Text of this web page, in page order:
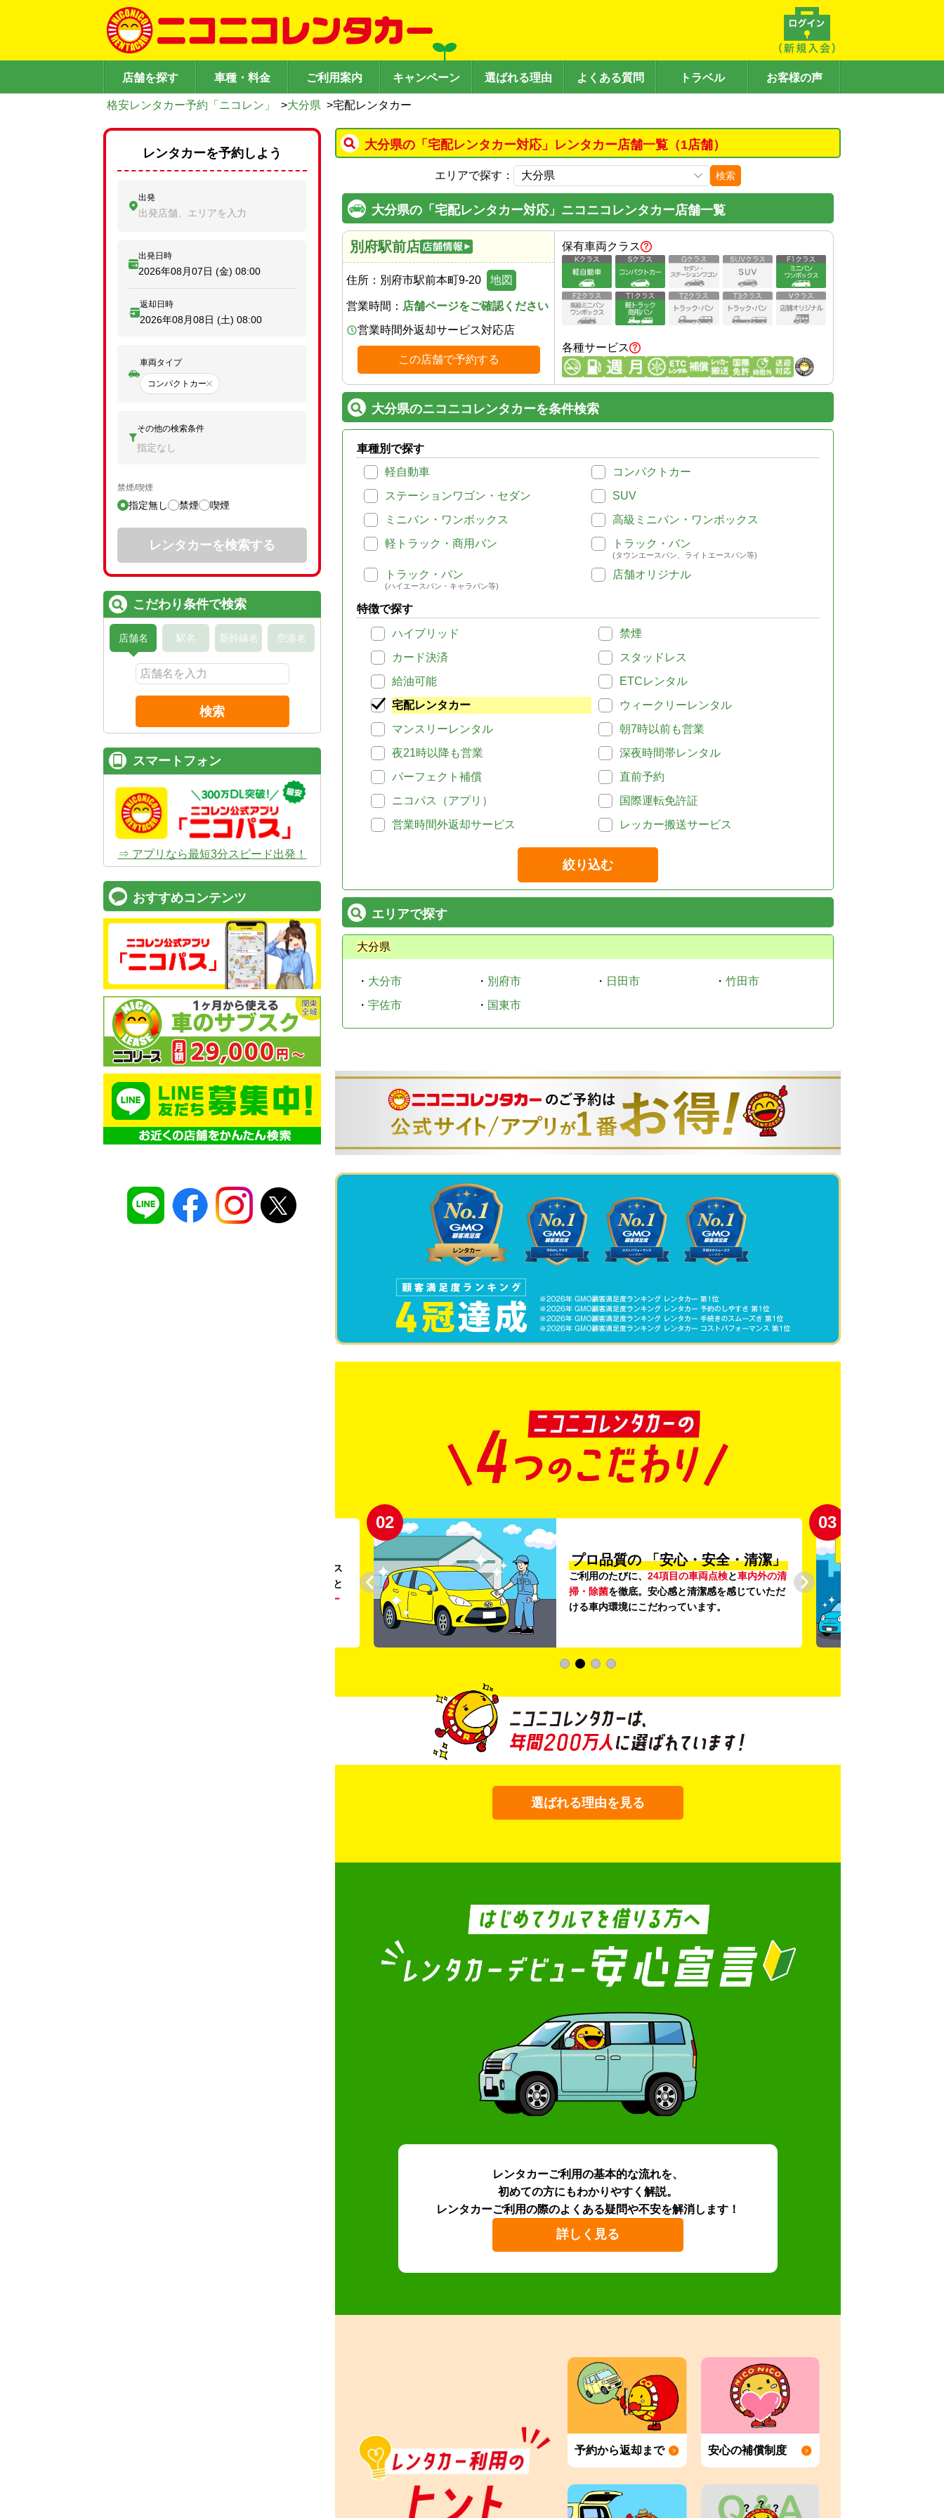
店舗を探す 車種・料金 ご利用案内 キャンペーン 選ばれる理由 よくある質問 トラベル お客様の声
格安レンタカー予約「ニコレン」 >大分県 >宅配レンタカー
大分県の「宅配レンタカー対応」レンタカー店舗一覧（1店舗）
エリアで探す： 検索
大分県の「宅配レンタカー対応」ニコニコレンタカー店舗一覧
別府駅前店
住所： 別府市駅前本町9-20 地図
営業時間： 店舗ページをご確認ください
営業時間外返却サービス対応店
この店舗で予約する
保有車両クラス
各種サービス
大分県のニコニコレンタカーを条件検索
車種別で探す
軽自動車
コンパクトカー
ステーションワゴン・セダン
SUV
ミニバン・ワンボックス
高級ミニバン・ワンボックス
軽トラック・商用バン
トラック・バン
(タウンエースバン、ライトエースバン等)
トラック・バン
(ハイエースバン・キャラバン等)
店舗オリジナル
特徴で探す
ハイブリッド
禁煙
カード決済
スタッドレス
給油可能
ETCレンタル
宅配レンタカー
ウィークリーレンタル
マンスリーレンタル
朝7時以前も営業
夜21時以降も営業
深夜時間帯レンタル
パーフェクト補償
直前予約
ニコパス（アプリ）
国際運転免許証
営業時間外返却サービス
レッカー搬送サービス
絞り込む
エリアで探す
大分県
・ 大分市 ・ 別府市 ・ 日田市 ・ 竹田市
・ 宇佐市 ・ 国東市
。ガソリンス
タンドや整備工場の既存インフラを活用すること
リー
02
プロ品質の 「安心・安全・清潔」
ご利用のたびに、 24項目の車両点検と車内外の清
掃・除菌を徹底。安心感と清潔感を感じていただ
ける車内環境にこだわっています。
03
選ばれる理由を見る
レンタカーご利用の基本的な流れを、
初めての方にもわかりやすく解説。
レンタカーご利用の際のよくある疑問や不安を解消します！
詳しく見る
予約から返却まで 安心の補償制度
レンタカーを予約しよう
出発
出発店舗、エリアを入力
出発日時
2026年08月07日 (金) 08:00
返却日時
2026年08月08日 (土) 08:00
車両タイプ
コンパクトカー
その他の検索条件
指定なし
禁煙/喫煙
指定無し 禁煙 喫煙
レンタカーを検索する
こだわり条件で検索
店舗名 駅名 新幹線名 空港名
検索
スマートフォン
⇒ アプリなら最短3分スピード出発！
おすすめコンテンツ